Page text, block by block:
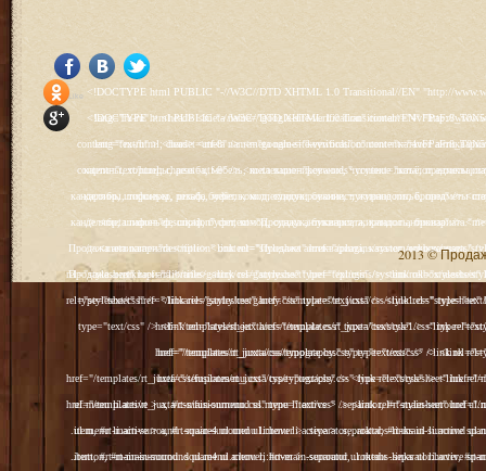
<!DOCTYPE html PUBLIC "-//W3C//DTD XHTML 1.0 Transitional//EN" "http://www.w3.org/TR/xhtml1/DTD/xhtml1-transitional.dtd"> <html xmlns="http://www.w3.org/1999/xhtml" xml:lang="ru-ru" lang="ru-ru" > <head> <meta name="google-site-verification" content="4vFPaFr8_T0N5uYcY4vh3M1DtIkbIJH6yDV7_NDqfJc" /> <base href="http://antik.1kzn.ru/" /> <meta http-equiv="content-type" content="text/html; charset=utf-8" /> <meta name="keywords" content="каталог антиквариат, часы продажа, старинные часы, напольные часы, настенные часы, каминные часы, мебель, старинные люстры, картины, торшеры, резьба, мебель, коллекционирование, чугунное литьё, предметы старины, реставрация, интерьер, модерн, классицизм, кресло, диван, мозаика, гарнитур, дуб, зеркало, светильник, канделябр, шифоньер, шкаф, буфет, комод, сундук, букинист, жирандоль, бронза" /> <meta name="rights" content="Продажа антиквариата http://antik.1kzn.ru" /> <meta name="author" content="Super User" /> <meta name="description" content="Продажа антиквариата, каталог антиквариата." /> <meta name="generator" content="Joomla! - Open Source Content Management" /> <title>Каталог антиквариата - Продажа антиквариата </title> <link rel="stylesheet" href="/plugins/system/rokbox/assets/styles/rokbox.css" type="text/css" /> <link rel="stylesheet" href="/libraries/gantry/css/grid-12.css" type="text/css" /> <link rel="stylesheet" href="/libraries/gantry/css/gantry.css" type="text/css" /> <link rel="stylesheet" href="/libraries/gantry/css/joomla.css" type="text/css" /> <link rel="stylesheet" href="/templates/rt_juxta/css/joomla.css" type="text/css" /> <link rel="stylesheet" href="/templates/rt_juxta/css/style1.css" type="text/css" /> <link rel="stylesheet" href="/templates/rt_juxta/css/demo-styles.css" type="text/css" /> <link rel="stylesheet" href="/templates/rt_juxta/css/template.css" type="text/css" /> <link rel="stylesheet" href="/templates/rt_juxta/css/template-firefox.css" type="text/css" /> <link rel="stylesheet" href="/templates/rt_juxta/css/typography.css" type="text/css" /> <link rel="stylesheet" href="/templates/rt_juxta/css/backgrounds.css" type="text/css" /> <link rel="stylesheet" href="/templates/rt_juxta/css/fusionmenu.css" type="text/css" /> <link rel="stylesheet" href="/modules/mod_roknewspager/themes/light/roknewspager.css" type="text/css" /> <style type="text/css"> #rt-main-surround ul.menu li.active > a, #rt-main-surround ul.menu li.active > .separator, #rt-main-surround ul.menu li.active > .item, #rt-main-surround .square4 ul.menu li:hover > a, #rt-main-surround .square4 ul.menu li:hover > .item, #rt-main-surround .square4 ul.menu li:hover > .separator, .roktabs-links ul li.active span, .menutop li:hover > .item, .menutop li.f-menuparent-itemfocus .item, .menutop li.active > .item {color:#660000;} a, .button, #rt-main-surround ul.menu a:hover, #rt-main-surround ul.menu .separator:hover, #rt-main-surround ul.menu .item:hover, .title1 .module-title .title, #rt-main .item_add:link, #rt-main .item_add:visited, #rt-main .simpleCart_empty:link, #rt-main .simpleCart_empty:visited, #rt-main .simpleCart_checkout:link, #rt-main .simpleCart_checkout:visited {color:#660000;} body #rt-logo {width:400px;height:200px;} </style> <script src="/media/system/js/mootools-core.js" type="text/javascript"></script> <script src="/media/system/js/core.js" type="text/javascript"></script> <script src="/media/
<!DOCTYPE html PUBLIC "-//W3C//DTD XHTML 1.0 Transitional//EN" "http://www.w3.org/TR/xhtml1/DTD/xhtml1-transitional.dtd"> <html xmlns="http://www.w3.org/1999/xhtml" xml:lang="ru-ru" lang="ru-ru" > <head> <meta name="google-site-verification" content="4vFPaFr8_T0N5uYcY4vh3M1DtIkbIJH6yDV7_NDqfJc" /> <base href="http://antik.1kzn.ru/" /> <meta http-equiv="content-type" content="text/html; charset=utf-8" /> <meta name="keywords" content="каталог антиквариат, часы продажа, старинные часы, напольные часы, настенные часы, каминные часы, мебель, старинные люстры, картины, торшеры, резьба, мебель, коллекционирование, чугунное литьё, предметы старины, реставрация, интерьер, модерн, классицизм, кресло, диван, мозаика, гарнитур, дуб, зеркало, светильник, канделябр, шифоньер, шкаф, буфет, комод, сундук, букинист, жирандоль, бронза" /> <meta name="rights" content="Продажа антиквариата http://antik.1kzn.ru" /> <meta name="author" content="Super User" /> <meta name="description" content="Продажа антиквариата, каталог антиквариата." /> <meta name="generator" content="Joomla! - Open Source Content Management" /> <title>Каталог антиквариата - Продажа антиквариата </title> <link rel="stylesheet" href="/plugins/system/rokbox/assets/styles/rokbox.css" type="text/css" /> <link rel="stylesheet" href="/libraries/gantry/css/grid-12.css" type="text/css" /> <link rel="stylesheet" href="/libraries/gantry/css/gantry.css" type="text/css" /> <link rel="stylesheet" href="/libraries/gantry/css/joomla.css" type="text/css" /> <link rel="stylesheet" href="/templates/rt_juxta/css/joomla.css" type="text/css" /> <link rel="stylesheet" href="/templates/rt_juxta/css/style1.css" type="text/css" /> <link rel="stylesheet" href="/templates/rt_juxta/css/demo-styles.css" type="text/css" /> <link rel="stylesheet" href="/templates/rt_juxta/css/template.css" type="text/css" /> <link rel="stylesheet" href="/templates/rt_juxta/css/template-firefox.css" type="text/css" /> <link rel="stylesheet" href="/templates/rt_juxta/css/typography.css" type="text/css" /> <link rel="stylesheet" href="/templates/rt_juxta/css/backgrounds.css" type="text/css" /> <link rel="stylesheet" href="/templates/rt_juxta/css/fusionmenu.css" type="text/css" /> <link rel="stylesheet" href="/modules/mod_roknewspager/themes/light/roknewspager.css" type="text/css" /> <style type="text/css"> #rt-main-surround ul.menu li.active > a, #rt-main-surround ul.menu li.active > .separator, #rt-main-surround ul.menu li.active > .item, #rt-main-surround .square4 ul.menu li:hover > a, #rt-main-surround .square4 ul.menu li:hover > .item, #rt-main-surround .square4 ul.menu li:hover > .separator, .roktabs-links ul li.active span, .menutop li:hover > .item, .menutop li.f-menuparent-itemfocus .item, .menutop li.active > .item {color:#660000;} a, .button, #rt-main-surround ul.menu a:hover, #rt-main-surround ul.menu .separator:hover, #rt-main-surround ul.menu .item:hover, .title1 .module-title .title, #rt-main .item_add:link, #rt-main .item_add:visited, #rt-main .simpleCart_empty:link, #rt-main .simpleCart_empty:visited, #rt-main .simpleCart_checkout:link, #rt-main .simpleCart_checkout:visited {color:#660000;} body #rt-logo {width:400px;height:200px;} </style> <script src="/media/system/js/mootools-core.js" type="text/javascript"></script> <script src="/media/system/js/core.js" type="text/javascript"></script> <script src="/media/
Social Like
2013 ©